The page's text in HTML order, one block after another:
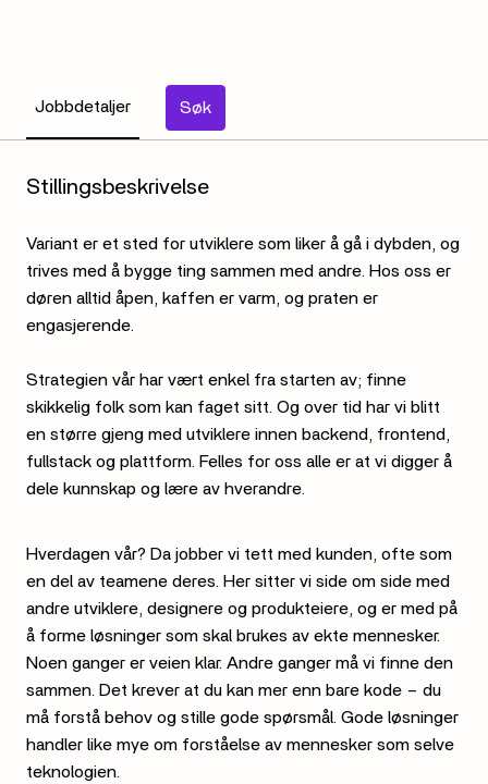
Jobbdetaljer Søk
Stillingsbeskrivelse
Variant er et sted for utviklere som liker å gå i dybden, og
trives med å bygge ting sammen med andre. Hos oss er
døren alltid åpen, kaffen er varm, og praten er
engasjerende.
Strategien vår har vært enkel fra starten av; finne
skikkelig folk som kan faget sitt. Og over tid har vi blitt
en større gjeng med utviklere innen backend, frontend,
fullstack og plattform. Felles for oss alle er at vi digger å
dele kunnskap og lære av hverandre.
Hverdagen vår? Da jobber vi tett med kunden, ofte som
en del av teamene deres. Her sitter vi side om side med
andre utviklere, designere og produkteiere, og er med på
å forme løsninger som skal brukes av ekte mennesker.
Noen ganger er veien klar. Andre ganger må vi finne den
sammen. Det krever at du kan mer enn bare kode – du
må forstå behov og stille gode spørsmål. Gode løsninger
handler like mye om forståelse av mennesker som selve
teknologien.